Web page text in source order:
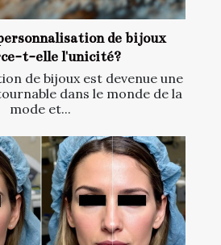
de bijoux
t-elle l'unicité?
de bijoux est devenue une
dans le monde de la
mode et...